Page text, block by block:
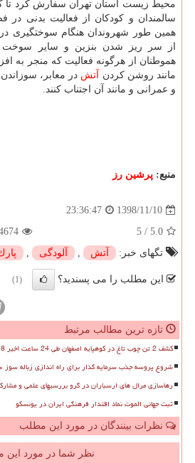
محیط زیست استان تهران سفارش كرد تا
سالمندان و كودكان از فعالیت بدنی در
همین طور شهروندان هنگام سوختگیری در
از سر ریز شدن بنزین و سایر سوخت
هموطنان از هرگونه فعالیت كه منجر به
مانند روشن كردن آتش در معابر،
و عمرانی و مانند آن اجتناب كنند.
منبع: پرشین رز
1398/11/10
23:36:47
5.0
/
5
تگهای خبر:
آتش , آلودگی ,
این مطلب را می پسندید؟ (1)
تازه ترین مطالب مرتبط
کشف 2 تن چوب تاغ در کوهپایه اصفهان طی 24 ساعت اخیر 8 نفر دستگیر شدند
شروع پروسه جذب سرمایه گذار برای راه اندازی زباله سوز ۳۰۰ تنی اصفهان
رهاسازی مرال های ارسباران در گرو بررسیهای علمی و
ثبت جهانی الموت نماد اقتدار فرهنگی ایران در یونسکو
نظرات بینندگان در مورد این مطلب
نظر شما در مورد این